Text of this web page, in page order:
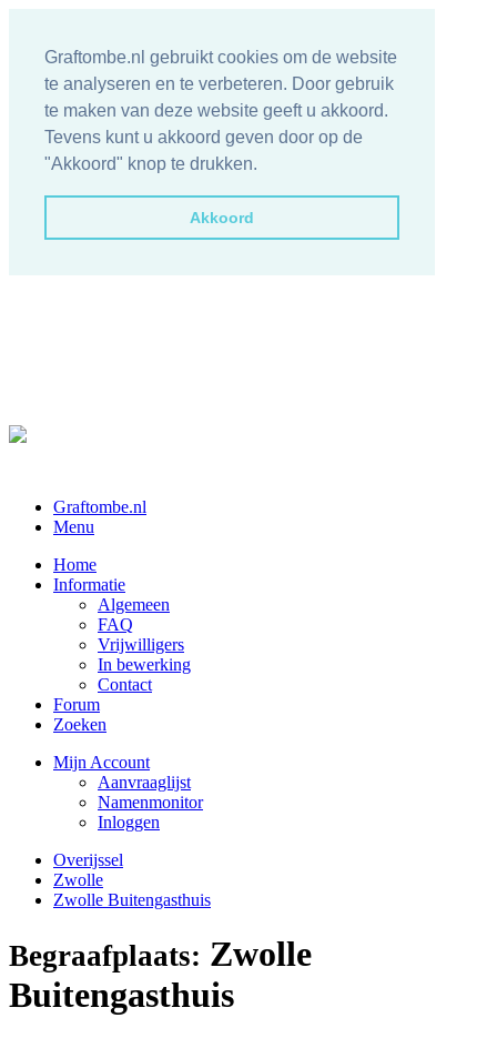
Graftombe.nl gebruikt cookies om de website
te analyseren en te verbeteren. Door gebruik
te maken van deze website geeft u akkoord.
Tevens kunt u akkoord geven door op de
"Akkoord" knop te drukken.
Akkoord
Graftombe.nl
Menu
Home
Informatie
Algemeen
FAQ
Vrijwilligers
In bewerking
Contact
Forum
Zoeken
Mijn Account
Aanvraaglijst
Namenmonitor
Inloggen
Overijssel
Zwolle
Zwolle Buitengasthuis
Begraafplaats: Zwolle
Buitengasthuis